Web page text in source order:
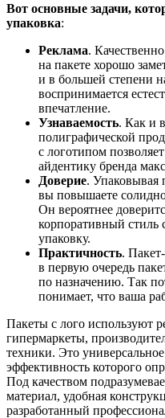
Вот основные задачи,
упаковка:
Реклама.
на пакете хорошо
и в большей степени
воспринимается
впечатление.
Узнаваемость. Как и
полиграфической
с логотипом
айдентику бренда
Доверие. Упаковывая
вы повышаете
Он вероятнее
корпоративный стиль
упаковку.
Практичность.
в первую очередь
по назначению. Так
понимает, что ваша
Пакеты с лого используют
гипермаркеты,
техники. Это
эффективность которого
Под качеством
материал, удобная
разработанный